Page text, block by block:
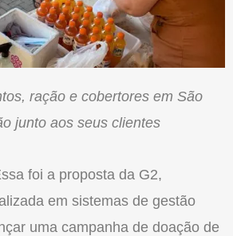
ração e cobertores em São
junto aos seus clientes
foi a proposta da G2,
em sistemas de gestão
uma campanha de doação de